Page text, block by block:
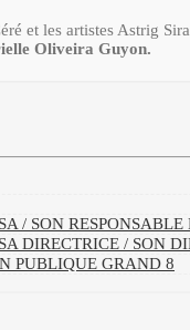
et les artistes Astrig
Oliveira Guyon.
/ SON
DIRECTRICE / SON
PUBLIQUE GRAND 8